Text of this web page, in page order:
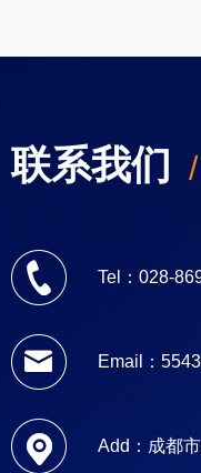
联系我们
Tel：028-
Email：
Add：成都